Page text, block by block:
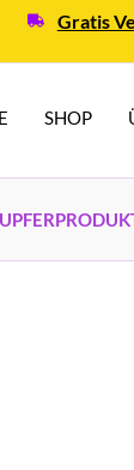
Gratis
SHOP